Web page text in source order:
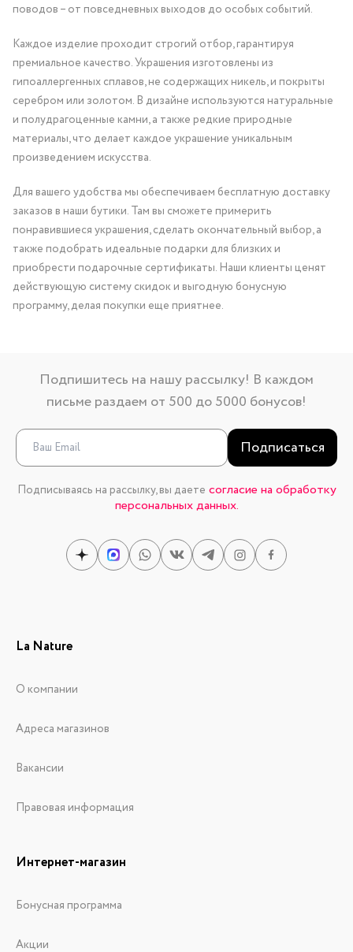
поводов – от повседневных выходов до особых событий.
Каждое изделие проходит строгий отбор, гарантируя
премиальное качество. Украшения изготовлены из
гипоаллергенных сплавов, не содержащих никель, и покрыты
серебром или золотом. В дизайне используются натуральные
и полудрагоценные камни, а также редкие природные
материалы, что делает каждое украшение уникальным
произведением искусства.
Для вашего удобства мы обеспечиваем бесплатную доставку
заказов в наши бутики. Там вы сможете примерить
понравившиеся украшения, сделать окончательный выбор, а
также подобрать идеальные подарки для близких и
приобрести подарочные сертификаты. Наши клиенты ценят
действующую систему скидок и выгодную бонусную
программу, делая покупки еще приятнее.
Подпишитесь на нашу рассылку! В каждом
письме раздаем от 500 до 5000 бонусов!
Подписаться
Подписываясь на рассылку, вы даете согласие на обработку
персональных данных.
La Nature
О компании
Адреса магазинов
Вакансии
Правовая информация
Интернет-магазин
Бонусная программа
Акции